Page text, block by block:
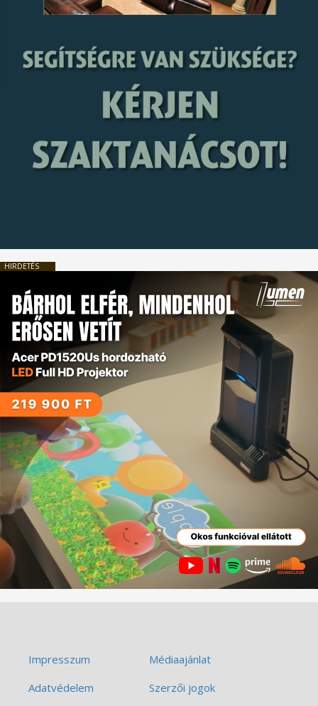
HIRDETÉS
Impresszum
Médiaajánlat
Adatvédelem
Szerzői jogok